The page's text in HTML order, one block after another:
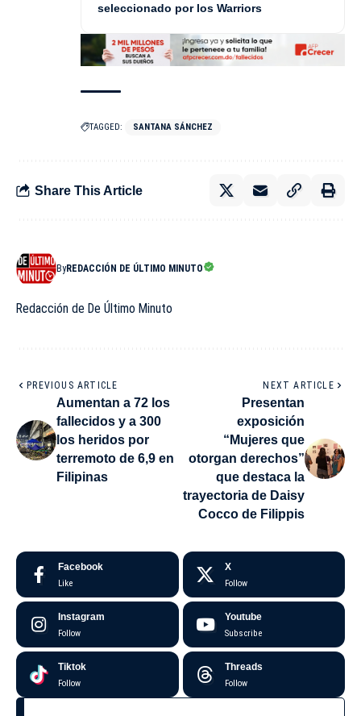
seleccionado por los Warriors
TAGGED: SANTANA SÁNCHEZ
Share This Article
ByREDACCIÓN DE ÚLTIMO MINUTO
Redacción de De Último Minuto
PREVIOUS ARTICLE
Aumentan a 72 los
fallecidos y a 300
los heridos por
terremoto de 6,9 en
Filipinas
NEXT ARTICLE
Presentan
exposición
“Mujeres que
otorgan derechos”
que destaca la
trayectoria de Daisy
Cocco de Filippis
Facebook
Like
X
Follow
Instagram
Follow
Youtube
Subscribe
Tiktok
Follow
Threads
Follow